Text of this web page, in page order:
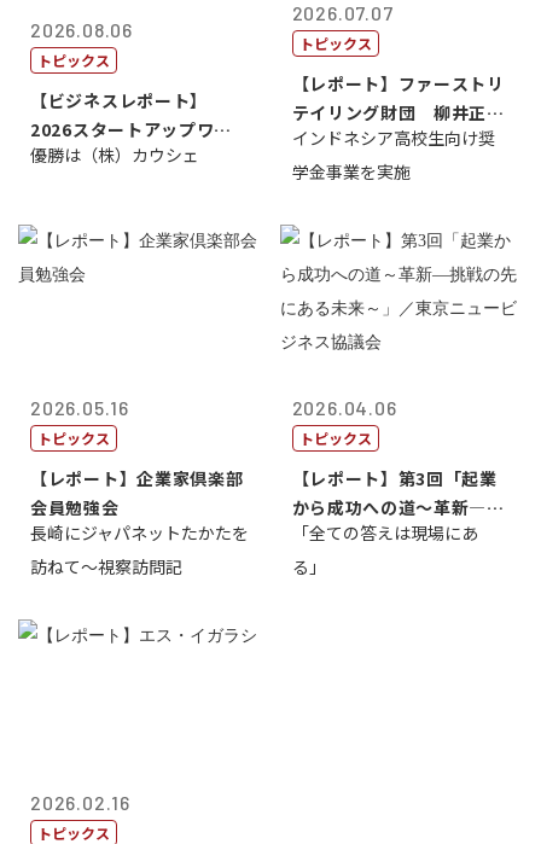
2026.08.06
トピックス
【ビジネスレポート】
2026スタートアップワー
ルドカップ東京
優勝は（株）カウシェ
2026.07.07
トピックス
【レポート】ファーストリ
テイリング財団 柳井正
理事長
インドネシア高校生向け奨
学金事業を実施
2026.05.16
トピックス
【レポート】企業家倶楽部
会員勉強会
長崎にジャパネットたかたを
訪ねて～視察訪問記
2026.04.06
トピックス
【レポート】第3回「起業
から成功への道～革新―挑
戦の先にある...
「全ての答えは現場にあ
る」
2026.02.16
トピックス